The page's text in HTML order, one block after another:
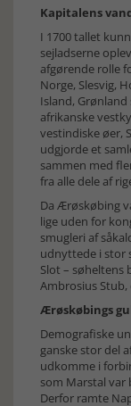
Kapitalens
I 1700 tallet
sejladserne
afgørende rolle
Norge, Slesvig,
Island,
afrikanske
vestindiske øer,
udgjorde et
sammen med
fra alle dele af
Da Ærøskøbing
lige uden for
smugleri af
udnyttede i stor
Slot – søheltens
Ambrosius
Ærøskøbings
Demografiske
ganske stor del
udkomme i
som Marstal var
Derfor ramte